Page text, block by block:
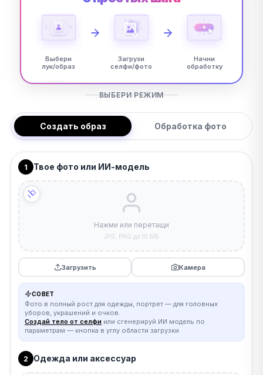
Выбери
лук/образ
Загрузи
селфи/фото
Начни
обработку
ВЫБЕРИ РЕЖИМ
Создать образ Обработка фото
1 Твое фото или ИИ-модель
Нажми или перетащи
JPG, PNG до 10 МБ
Загрузить Камера
СОВЕТ
Фото в полный рост для одежды, портрет — для головных
уборов, украшений и очков.
Создай тело от селфи или сгенерируй ИИ модель по
параметрам — кнопка в углу области загрузки
2 Одежда или аксессуар